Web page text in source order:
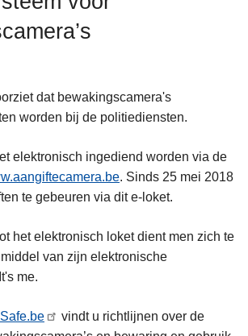
dat bewakingscamera's
worden bij de politiediensten.
elektronisch ingediend worden via de
. Sinds 25 mei 2018
te gebeuren via dit e-loket.
het elektronisch loket dient men zich te
van zijn elektronische
me.
vindt u richtlijnen over de